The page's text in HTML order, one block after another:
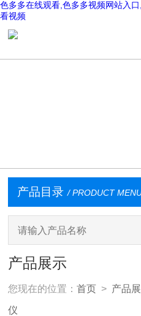
色多多在线观看,色多多视频网站入
看视频
产品目录 / PRODUCT
产品展示
您现在的位置：首页 > 产品
仪